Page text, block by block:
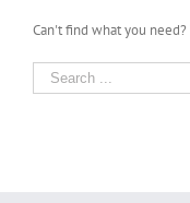
Can't find what you
Search
for: